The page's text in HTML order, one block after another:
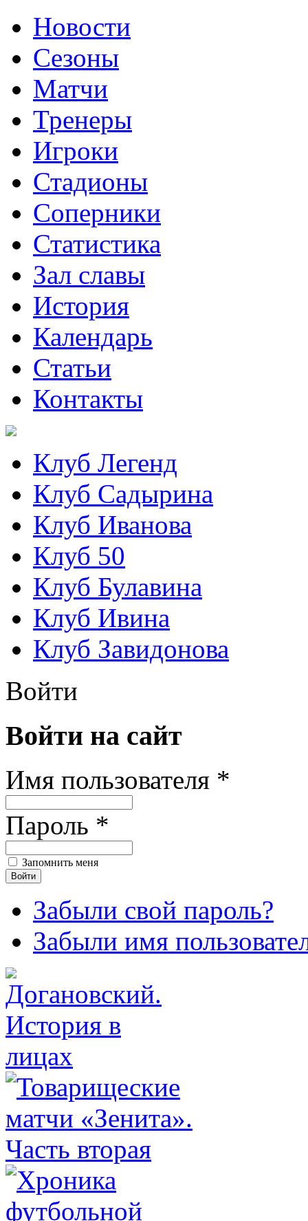
Новости
Сезоны
Матчи
Тренеры
Игроки
Стадионы
Соперники
Статистика
Зал славы
История
Календарь
Статьи
Контакты
Клуб Легенд
Клуб Садырина
Клуб Иванова
Клуб 50
Клуб Булавина
Клуб Ивина
Клуб Завидонова
Войти
Войти на сайт
Имя пользователя *
Пароль *
Запомнить меня
Забыли свой пароль?
Забыли имя